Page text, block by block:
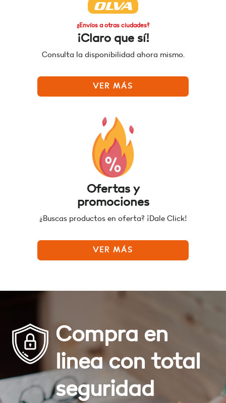
¿Envíos a otras ciudades?
¡Claro que sí!
Consulta la disponibilidad ahora mismo.
VER MÁS
Ofertas y
promociones
¿Buscas productos en oferta? ¡Dale Click!
VER MÁS
Compra en
linea con total
seguridad